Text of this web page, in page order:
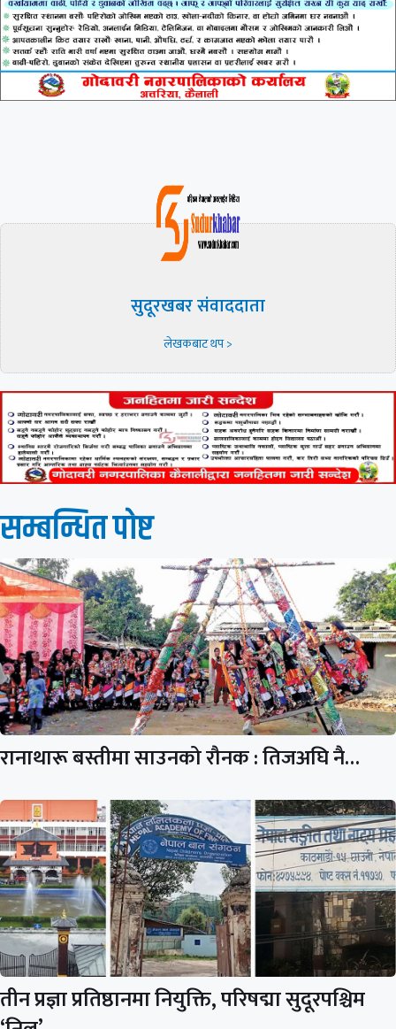
सुदूरखबर संवाददाता
लेखकबाट थप >
सम्बन्धित पाेष्ट
रानाथारू बस्तीमा साउनको रौनक : तिजअघि नै…
तीन प्रज्ञा प्रतिष्ठानमा नियुक्ति, परिषद्मा सुदूरपश्चिम